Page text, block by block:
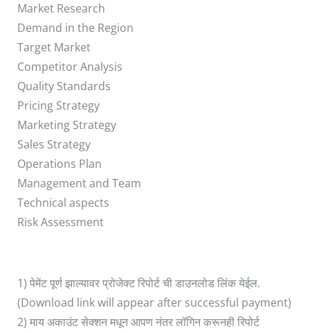
Market Research
Demand in the Region
Target Market
Competitor Analysis
Quality Standards
Pricing Strategy
Marketing Strategy
Sales Strategy
Operations Plan
Management and Team
Technical aspects
Risk Assessment
1) पेमेंट पूर्ण झाल्यावर प्रोजेक्ट रिपोर्ट ची डाउनलोड लिंक येईल.
(Download link will appear after successful payment)
2) माय अकाउंट सेक्शन मधून आपण नंतर लॉगिन करूनही रिपोर्ट